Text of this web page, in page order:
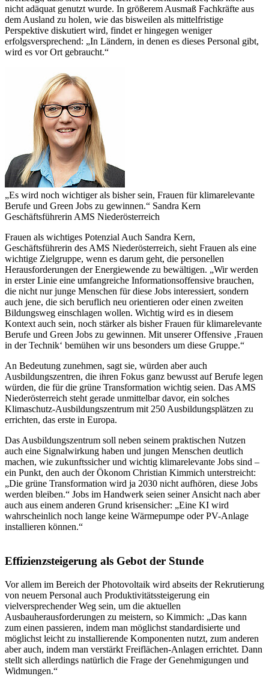
nicht adäquat genutzt wurde. In größerem Ausmaß Fachkräfte aus
dem Ausland zu holen, wie das bisweilen als mittelfristige
Perspektive diskutiert wird, findet er hingegen weniger
erfolgsversprechend: „In Ländern, in denen es dieses Personal gibt,
wird es vor Ort gebraucht.“
„Es wird noch wichtiger als bisher sein, Frauen für klimarelevante
Berufe und Green Jobs zu gewinnen.“ Sandra Kern
Geschäftsführerin AMS Niederösterreich
Frauen als wichtiges Potenzial Auch Sandra Kern,
Geschäftsführerin des AMS Niederösterreich, sieht Frauen als eine
wichtige Zielgruppe, wenn es darum geht, die personellen
Herausforderungen der Energiewende zu bewältigen. „Wir werden
in erster Linie eine umfangreiche Informationsoffensive brauchen,
die nicht nur junge Menschen für diese Jobs interessiert, sondern
auch jene, die sich beruflich neu orientieren oder einen zweiten
Bildungsweg einschlagen wollen. Wichtig wird es in diesem
Kontext auch sein, noch stärker als bisher Frauen für klimarelevante
Berufe und Green Jobs zu gewinnen. Mit unserer Offensive ‚Frauen
in der Technik‘ bemühen wir uns besonders um diese Gruppe.“
An Bedeutung zunehmen, sagt sie, würden aber auch
Ausbildungszentren, die ihren Fokus ganz bewusst auf Berufe legen
würden, die für die grüne Transformation wichtig seien. Das AMS
Niederösterreich steht gerade unmittelbar davor, ein solches
Klimaschutz-Ausbildungszentrum mit 250 Ausbildungsplätzen zu
errichten, das erste in Europa.
Das Ausbildungszentrum soll neben seinem praktischen Nutzen
auch eine Signalwirkung haben und jungen Menschen deutlich
machen, wie zukunftssicher und wichtig klimarelevante Jobs sind –
ein Punkt, den auch der Ökonom Christian Kimmich unterstreicht:
„Die grüne Transformation wird ja 2030 nicht aufhören, diese Jobs
werden bleiben.“ Jobs im Handwerk seien seiner Ansicht nach aber
auch aus einem anderen Grund krisensicher: „Eine KI wird
wahrscheinlich noch lange keine Wärmepumpe oder PV-Anlage
installieren können.“
Effizienzsteigerung als Gebot der Stunde
Vor allem im Bereich der Photovoltaik wird abseits der Rekrutierung
von neuem Personal auch Produktivitätssteigerung ein
vielversprechender Weg sein, um die aktuellen
Ausbauherausforderungen zu meistern, so Kimmich: „Das kann
zum einen passieren, indem man möglichst standardisierte und
möglichst leicht zu installierende Komponenten nutzt, zum anderen
aber auch, indem man verstärkt Freiflächen-Anlagen errichtet. Dann
stellt sich allerdings natürlich die Frage der Genehmigungen und
Widmungen.“